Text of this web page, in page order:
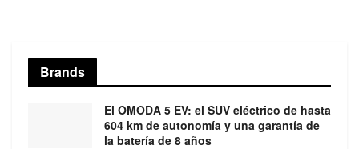
Brands
El OMODA 5 EV: el SUV eléctrico de hasta
604 km de autonomía y una garantía de
la batería de 8 años